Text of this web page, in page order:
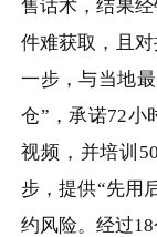
售话术，结果
件难获取，且
一步，与当地
仓”，承诺72小
视频，并培训
步，提供“先用
约风险。经过